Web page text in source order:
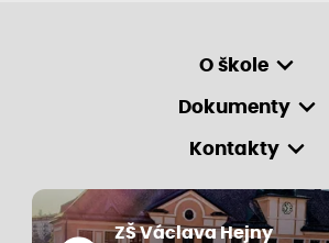
O škole
Dokumenty
Kontakty
ZŠ Václava Hejny